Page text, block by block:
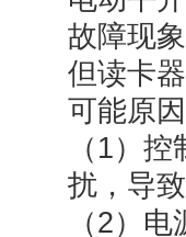
故障现
但读卡
可能原
（1）
扰，导
（2）